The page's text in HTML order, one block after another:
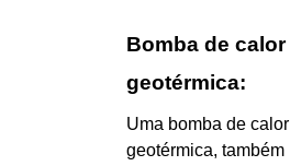
Bomba de calor
geotérmica:
Uma bomba de calor
geotérmica, também